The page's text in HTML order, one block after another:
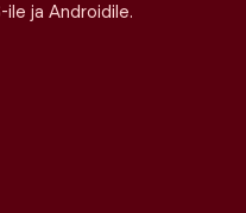
ile ja Androidile.